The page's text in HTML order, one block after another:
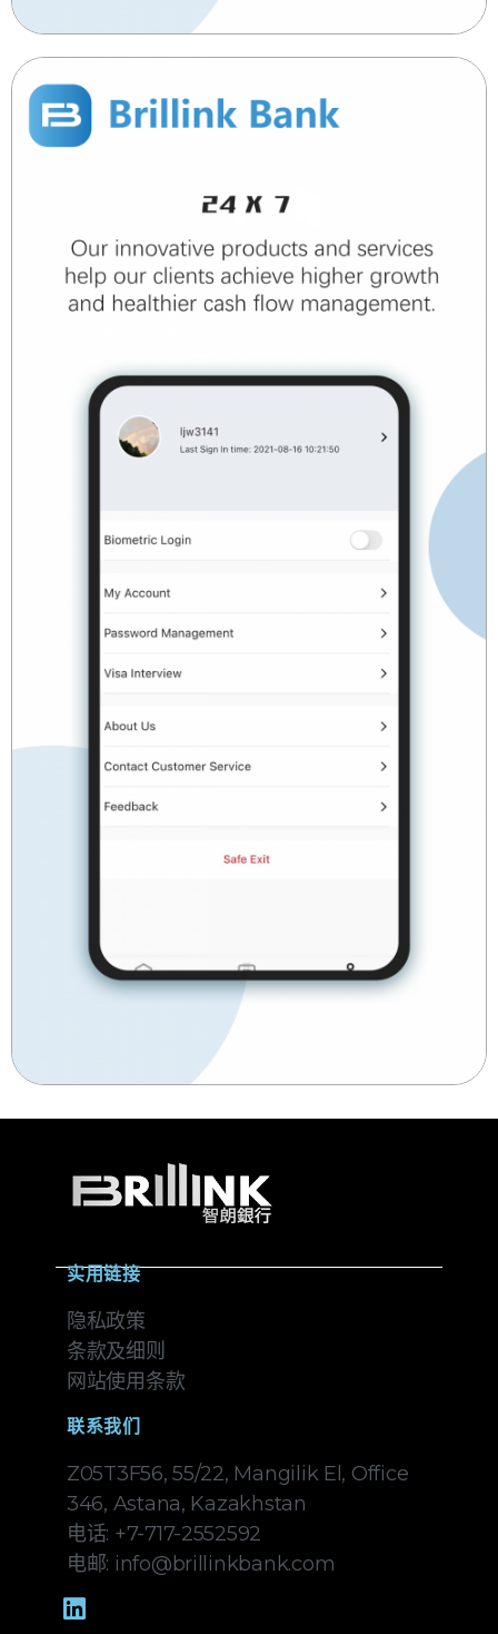
实用链接
隐私政策
条款及细则
网站使用条款
联系我们
Z05T3F56, 55/22, Mangilik El, Office
346, Astana, Kazakhstan
电话: +7-717-2552592
电邮: info@brillinkbank.com